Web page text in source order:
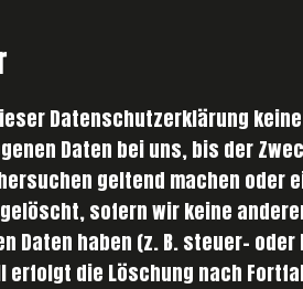
Datenschutzerklärung
Daten bei uns, bis der
geltend machen oder
sofern wir keine
Daten haben (z. B. steuer-
erfolgt die Löschung nach